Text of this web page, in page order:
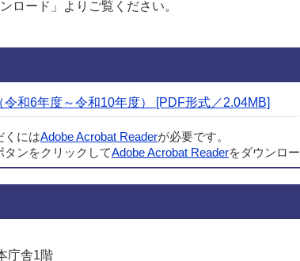
ロード」よりご覧ください。
和6年度～令和10年度） [PDF形式／2.04MB]
くにはAdobe Acrobat Readerが必要です。
ンをクリックしてAdobe Acrobat Readerをダウンロ
庁舎1階